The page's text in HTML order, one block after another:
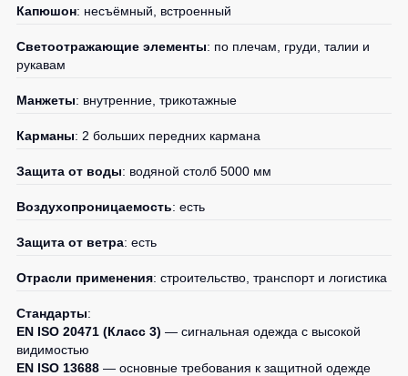
Капюшон: несъёмный, встроенный
Светоотражающие элементы: по плечам, груди, талии и
рукавам
Манжеты: внутренние, трикотажные
Карманы: 2 больших передних кармана
Защита от воды: водяной столб 5000 мм
Воздухопроницаемость: есть
Защита от ветра: есть
Отрасли применения: строительство, транспорт и логистика
Стандарты:
EN ISO 20471 (Класс 3) — сигнальная одежда с высокой
видимостью
EN ISO 13688 — основные требования к защитной одежде